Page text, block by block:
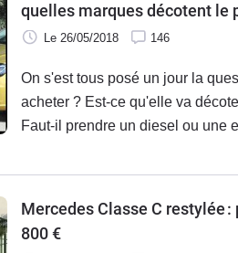
quelles marques décotent le
Des palmarès surprenants !
Le 26/05/2018 146
On s'est tous posé un jour la
acheter ? Est-ce qu'elle va
Faut-il prendre un diesel ou une
fuir tellement leur valeur fond
de données redoutable, celle du
spécialiste de la petite annonce
Mercedes Classe C restylée
800 €